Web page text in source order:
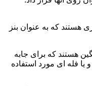
هستند که به عنوان بنز
هستند که برای جابه
یا فله ای مورد استفاده